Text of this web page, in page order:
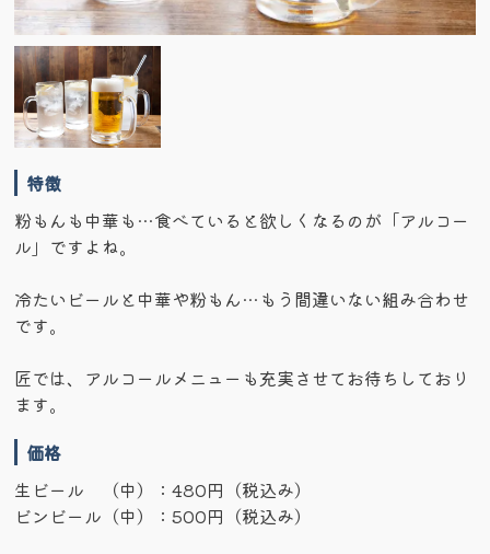
特徴
粉もんも中華も…食べていると欲しくなるのが「アルコー
ル」ですよね。
冷たいビールと中華や粉もん…もう間違いない組み合わせ
です。
匠では、アルコールメニューも充実させてお待ちしており
ます。
価格
生ビール （中）：480円（税込み）
ビンビール（中）：500円（税込み）